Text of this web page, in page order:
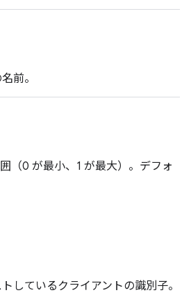
前。
（0 が最小、1 が最大）。デフォ
しているクライアントの識別子。